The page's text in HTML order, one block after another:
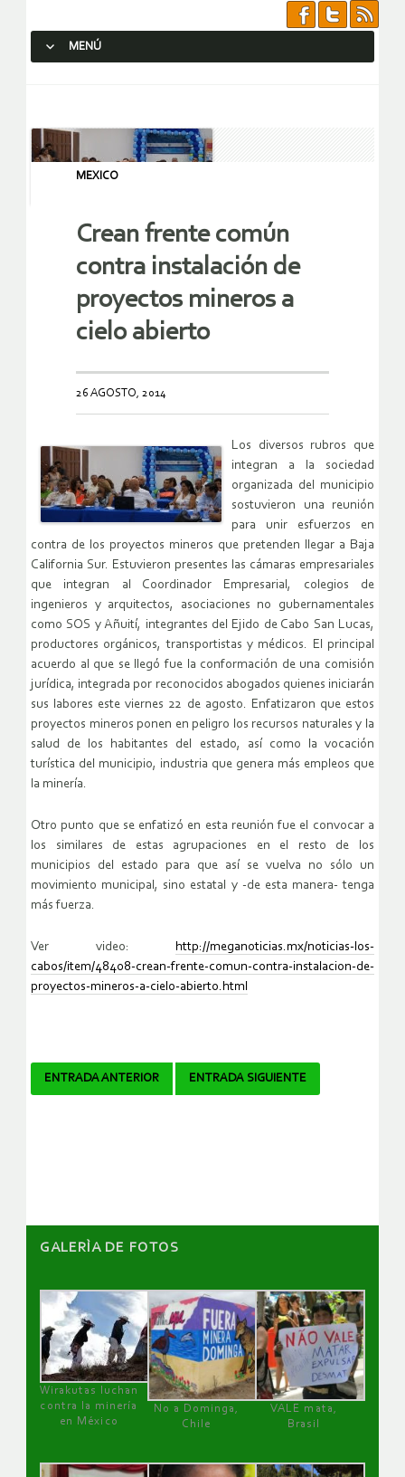
MENÚ
MEXICO
Crean frente común
contra instalación de
proyectos mineros a
cielo abierto
26 AGOSTO, 2014
Los diversos rubros que
integran a la sociedad
organizada del municipio
sostuvieron una reunión
para unir esfuerzos en
contra de los proyectos mineros que pretenden llegar a Baja
California Sur. Estuvieron presentes las cámaras empresariales
que integran al Coordinador Empresarial, colegios de
ingenieros y arquitectos, asociaciones no gubernamentales
como SOS y Añuití, integrantes del Ejido de Cabo San Lucas,
productores orgánicos, transportistas y médicos. El principal
acuerdo al que se llegó fue la conformación de una comisión
jurídica, integrada por reconocidos abogados quienes iniciarán
sus labores este viernes 22 de agosto. Enfatizaron que estos
proyectos mineros ponen en peligro los recursos naturales y la
salud de los habitantes del estado, así como la vocación
turística del municipio, industria que genera más empleos que
la minería.
Otro punto que se enfatizó en esta reunión fue el convocar a
los similares de estas agrupaciones en el resto de los
municipios del estado para que así se vuelva no sólo un
movimiento municipal, sino estatal y -de esta manera- tenga
más fuerza.
Ver video: http://meganoticias.mx/noticias-los-
cabos/item/48408-crean-frente-comun-contra-instalacion-de-
proyectos-mineros-a-cielo-abierto.html
Navegador
ENTRADA ANTERIOR ENTRADA SIGUIENTE
GALERÌA DE FOTOS
Wirakutas luchan
contra la minería
en México
No a Dominga,
Chile
VALE mata,
Brasil